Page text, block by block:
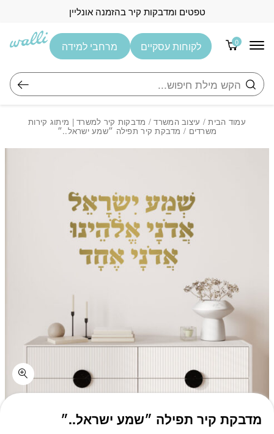
טפטים ומדבקות קיר בהזמנה אונליין
0
חיפוש
לקוחות עסקיים מרחבי למידה
עמוד הבית/ עיצוב המשרד/ מדבקות קיר למשרד | מיתוג קירות
משרדים / מדבקת קיר תפילה ״שמע ישראל..״
מדבקת קיר תפילה ״שמע ישראל..״
כמות מדבקת קיר תפילה ״שמע ישראל..״